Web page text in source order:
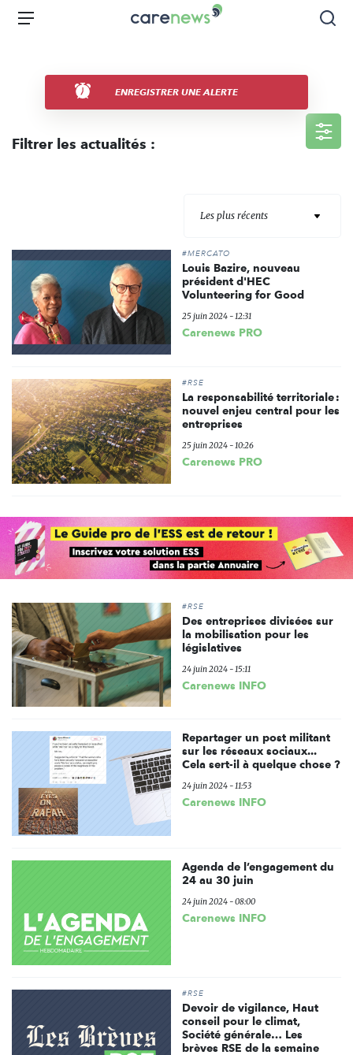
Aller
Carenews,
acteurs
de
Menu
ENREGISTRER UNE ALERTE
Filtrer les actualités :
Les plus récents
#MERCATO
Louis Bazire, nouveau
président d'HEC
Volunteering for Good
25 juin 2024 - 12:31
Carenews PRO
#RSE
La responsabilité territoriale :
nouvel enjeu central pour les
entreprises
25 juin 2024 - 10:26
Carenews PRO
#RSE
Des entreprises divisées sur
la mobilisation pour les
législatives
24 juin 2024 - 15:11
Carenews INFO
Repartager un post militant
sur les réseaux sociaux...
Cela sert-il à quelque chose ?
24 juin 2024 - 11:53
Carenews INFO
Agenda de l’engagement du
24 au 30 juin
24 juin 2024 - 08:00
Carenews INFO
#RSE
Devoir de vigilance, Haut
conseil pour le climat,
Société générale… Les
brèves RSE de la semaine